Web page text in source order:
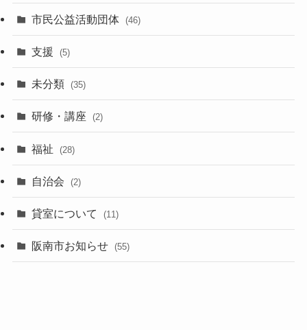
市民公益活動団体 (46)
支援 (5)
未分類 (35)
研修・講座 (2)
福祉 (28)
自治会 (2)
貸室について (11)
阪南市お知らせ (55)